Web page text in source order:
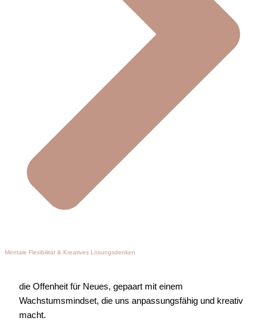
Mentale Flexibilität & Kreatives Lösungsdenken
die Offenheit für Neues, gepaart mit einem
Wachstumsmindset, die uns anpassungsfähig und kreativ
macht.